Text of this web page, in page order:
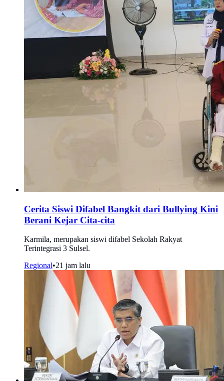
Cerita Siswi Difabel Bangkit dari Bullying Kini
Berani Kejar Cita-cita
Karmila, merupakan siswi difabel Sekolah Rakyat
Terintegrasi 3 Sulsel.
Regional•21 jam lalu